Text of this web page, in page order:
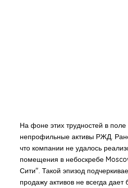
На фоне этих трудностей в
непрофильные активы РЖД.
что компании не удалось
помещения в небоскребе
Сити". Такой эпизод
продажу активов не всегда дает